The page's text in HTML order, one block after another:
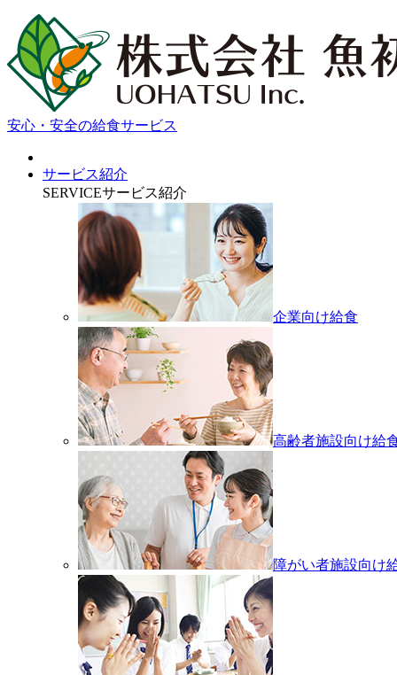
安心・安全の給食サービス
サービス紹介
SERVICEサービス紹介
企業向け給食
高齢者施設向け給
障がい者施設向け